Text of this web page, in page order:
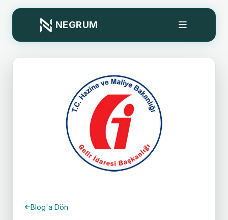
NEGRUM
Blog'a Dön